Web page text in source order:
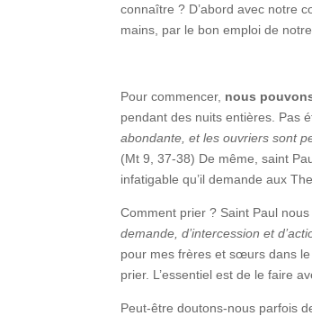
connaître ? D’abord avec notre
mains, par le bon emploi de
Pour commencer, nous
pendant des nuits entières. Pas
abondante, et les ouvriers sont
(Mt 9, 37‑38) De même, saint
infatigable qu’il demande aux
Comment prier ? Saint Paul
demande, d’intercession et
pour mes frères et sœurs dans
prier. L’essentiel est de le faire
Peut-être doutons-nous parfois